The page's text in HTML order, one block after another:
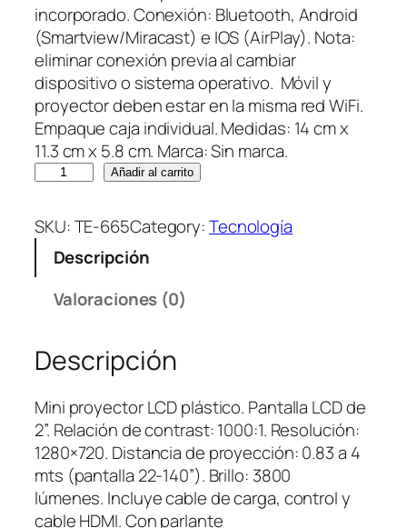
incorporado. Conexión: Bluetooth, Android
(Smartview/Miracast) e IOS (AirPlay). Nota:
eliminar conexión previa al cambiar
dispositivo o sistema operativo. Móvil y
proyector deben estar en la misma red WiFi.
Empaque caja individual. Medidas: 14 cm x
11.3 cm x 5.8 cm. Marca: Sin marca.
n
i
e
c
t
o
r
L
C
D
Añadir al carrito
SKU:TE-665Category:Tecnología
Descripción
Valoraciones (0)
Descripción
Mini proyector LCD plástico. Pantalla LCD de
2”. Relación de contrast: 1000:1. Resolución:
1280×720. Distancia de proyección: 0.83 a 4
mts (pantalla 22-140”). Brillo: 3800
lúmenes. Incluye cable de carga, control y
cable HDMI. Con parlante